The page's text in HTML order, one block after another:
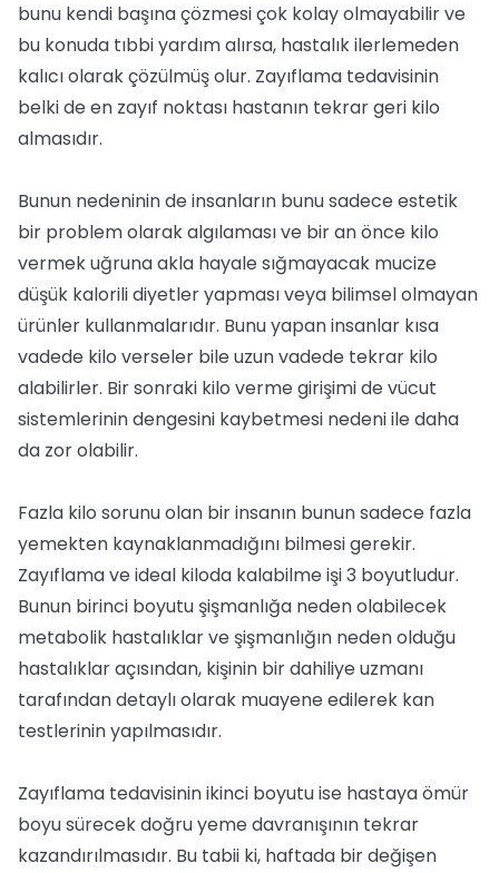
bunu kendi başına çözmesi çok kolay olmayabilir ve
bu konuda tıbbi yardım alırsa, hastalık ilerlemeden
kalıcı olarak çözülmüş olur. Zayıflama tedavisinin
belki de en zayıf noktası hastanın tekrar geri kilo
almasıdır.
Bunun nedeninin de insanların bunu sadece estetik
bir problem olarak algılaması ve bir an önce kilo
vermek uğruna akla hayale sığmayacak mucize
düşük kalorili diyetler yapması veya bilimsel olmayan
ürünler kullanmalarıdır. Bunu yapan insanlar kısa
vadede kilo verseler bile uzun vadede tekrar kilo
alabilirler. Bir sonraki kilo verme girişimi de vücut
sistemlerinin dengesini kaybetmesi nedeni ile daha
da zor olabilir.
Fazla kilo sorunu olan bir insanın bunun sadece fazla
yemekten kaynaklanmadığını bilmesi gerekir.
Zayıflama ve ideal kiloda kalabilme işi 3 boyutludur.
Bunun birinci boyutu şişmanlığa neden olabilecek
metabolik hastalıklar ve şişmanlığın neden olduğu
hastalıklar açısından, kişinin bir dahiliye uzmanı
tarafından detaylı olarak muayene edilerek kan
testlerinin yapılmasıdır.
Zayıflama tedavisinin ikinci boyutu ise hastaya ömür
boyu sürecek doğru yeme davranışının tekrar
kazandırılmasıdır. Bu tabii ki, haftada bir değişen